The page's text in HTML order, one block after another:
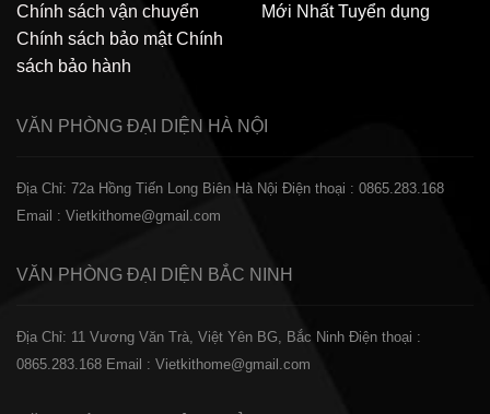
Chính sách vận chuyển
Chính sách bảo mật Chính
sách bảo hành
Mới Nhất Tuyển dụng
VĂN PHÒNG ĐẠI DIỆN HÀ NỘI
Địa Chỉ: 72a Hồng Tiến Long Biên Hà Nội Điện thoại : 0865.283.168
Email : Vietkithome@gmail.com
VĂN PHÒNG ĐẠI DIỆN BẮC NINH
Địa Chỉ: 11 Vương Văn Trà, Việt Yên BG, Bắc Ninh Điện thoại :
0865.283.168 Email : Vietkithome@gmail.com